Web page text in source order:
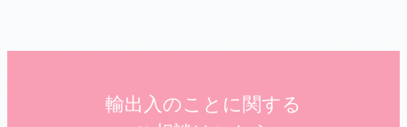
輸出入のことに関する